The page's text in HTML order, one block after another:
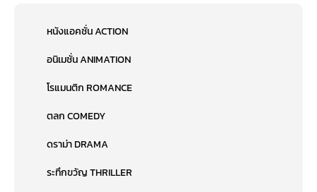
หนังแอคชั่น ACTION
อนิเมชั่น ANIMATION
โรแมนติก ROMANCE
ตลก COMEDY
ดราม่า DRAMA
ระทึกขวัญ THRILLER